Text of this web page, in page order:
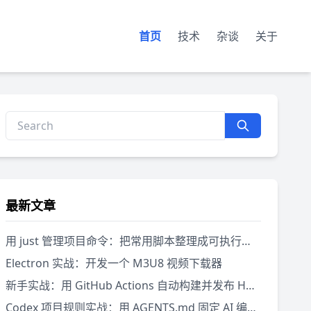
首页 技术 杂谈 关于
最新文章
用 just 管理项目命令：把常用脚本整理成可执行菜单
Electron 实战：开发一个 M3U8 视频下载器
新手实战：用 GitHub Actions 自动构建并发布 Hugo 网站
Codex 项目规则实战：用 AGENTS.md 固定 AI 编程规范